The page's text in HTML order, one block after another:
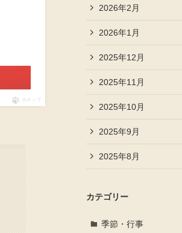
ポチップ
2026年2月
2026年1月
2025年12月
2025年11月
2025年10月
2025年9月
2025年8月
カテゴリー
季節・行事